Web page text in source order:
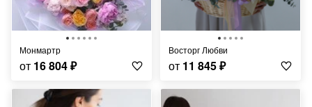
Монмартр
от 16 804₽
Восторг Любви
от 11 845₽